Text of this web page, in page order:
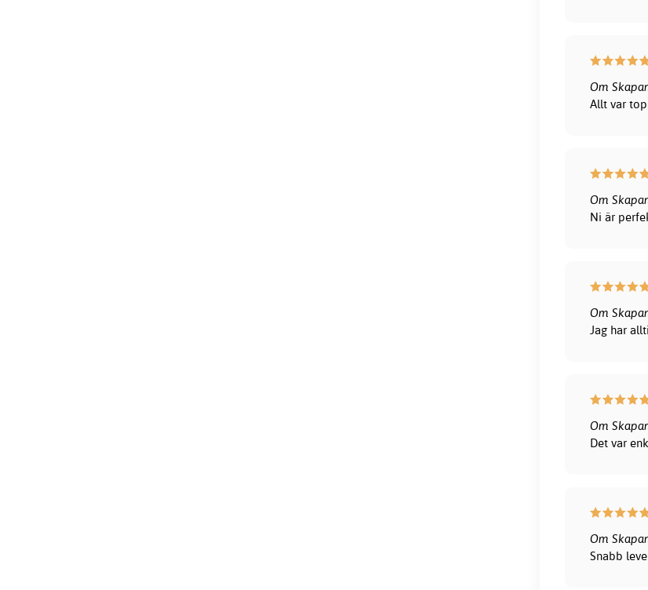
Om
Allt var
Om
Ni är
Om
Jag har
Om
Det var
Om
Snabb